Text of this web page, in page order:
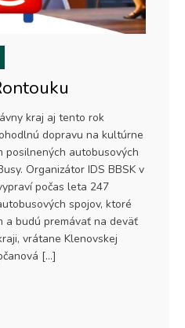
kraj aj tento rok
dopravu na kultúrne
autobusových
Organizátor IDS BBSK v
počas leta 247
spojov, ktoré
a budú premávať na deväť
vrátane Klenovskej
[…]